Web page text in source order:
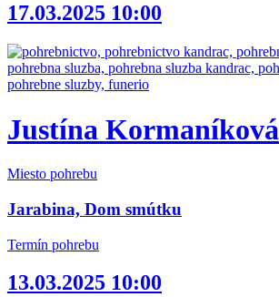
17.03.2025 10:00
Justína Kormaníková
Miesto pohrebu
Jarabina, Dom smútku
Termín pohrebu
13.03.2025 10:00